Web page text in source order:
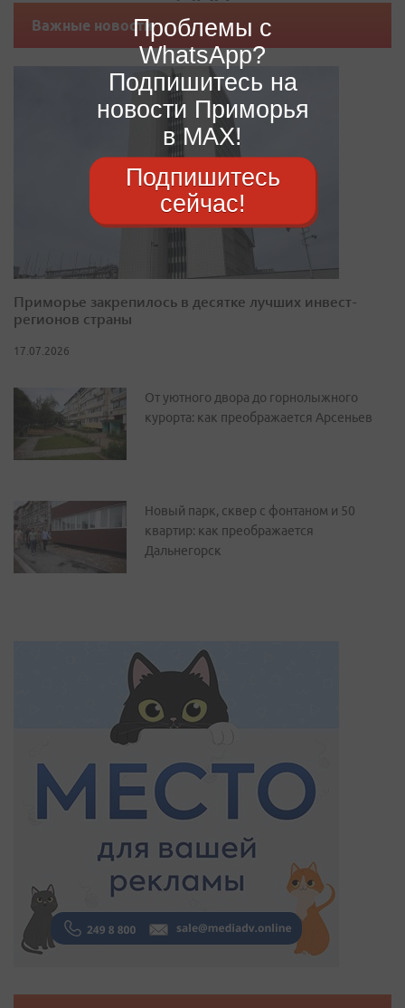
Важные новости
Приморье закрепилось в десятке лучших инвест-
регионов страны
17.07.2026
От уютного двора до горнолыжного
курорта: как преображается Арсеньев
Новый парк, сквер с фонтаном и 50
квартир: как преображается
Дальнегорск
Проблемы с
WhatsApp?
Подпишитесь на
новости Приморья
в MAX!
Подпишитесь
сейчас!